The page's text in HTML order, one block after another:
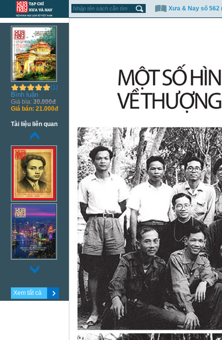
Xưa & Nay số 562
(1)
Bình luận
Giá bìa: 30.000đ
Giá bán: 21.000đ
Tài liệu liên quan
Xem tất cả